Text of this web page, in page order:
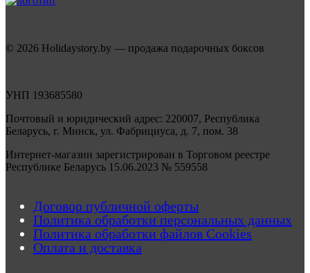
© 2026 Holidaystory.by — продажа подарочных боксов
УНП 193685580
Почтовый и юридический адрес: 220007, Республика
Беларусь, г. Минск, ул. Фабрициуса, д. 7, пом. 38
Интернет-магазин зарегистрирован в Торговом реестре
Республике Беларусь 15.06.2023 № 559558
Договор публичной оферты
Политика обработки персональных данных
Политика обработки файлов Cookies
Оплата и доставка